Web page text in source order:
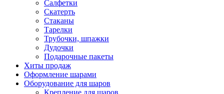
Салфетки
Скатерть
Стаканы
Тарелки
Трубочки, шпажки
Дудочки
Подарочные пакеты
Хиты продаж
Оформление шарами
Оборудование для шаров
Крепление для шаров